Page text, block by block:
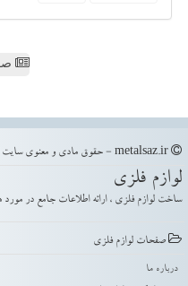
لوازم فلزی
ساخت لوازم فلزی ، ارائه اطلاعات جامع در
صفحات لوازم فلزی
درباره ما